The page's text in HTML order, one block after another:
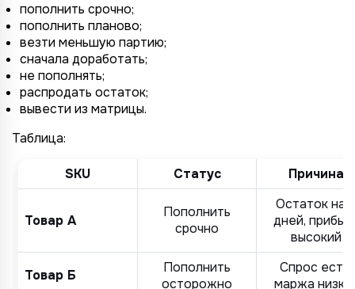
пополнить срочно;
пополнить планово;
везти меньшую партию;
сначала доработать;
не пополнять;
распродать остаток;
вывести из матрицы.
Таблица:
SKU Статус Причина
Товар А
Пополнить
срочно
Остаток на
дней,
высокий
Товар Б
Пополнить
осторожно
Спрос есть,
маржа
Отправить заявку
https://your-company
Назад
Назад
Назад
Назад